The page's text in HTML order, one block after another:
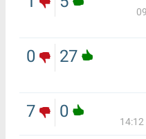
27
0
0
7